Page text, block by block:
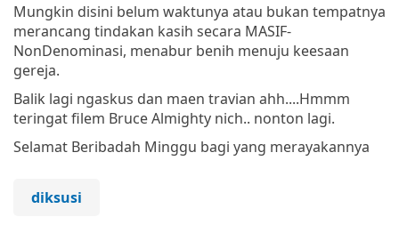
Mungkin disini belum waktunya atau bukan tempatnya
merancang tindakan kasih secara MASIF-
NonDenominasi, menabur benih menuju keesaan
gereja.
Balik lagi ngaskus dan maen travian ahh....Hmmm
teringat filem Bruce Almighty nich.. nonton lagi.
Selamat Beribadah Minggu bagi yang merayakannya
diksusi